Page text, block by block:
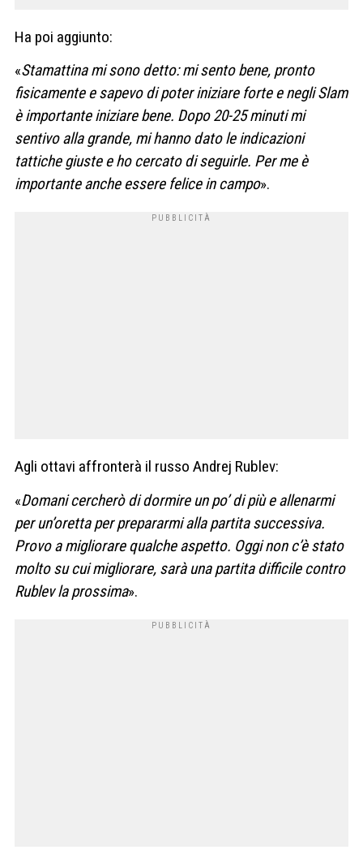
Ha poi aggiunto:
«Stamattina mi sono detto: mi sento bene, pronto
fisicamente e sapevo di poter iniziare forte e negli Slam
è importante iniziare bene. Dopo 20-25 minuti mi
sentivo alla grande, mi hanno dato le indicazioni
tattiche giuste e ho cercato di seguirle. Per me è
importante anche essere felice in campo».
Agli ottavi affronterà il russo Andrej Rublev:
«Domani cercherò di dormire un po’ di più e allenarmi
per un’oretta per prepararmi alla partita successiva.
Provo a migliorare qualche aspetto. Oggi non c’è stato
molto su cui migliorare, sarà una partita difficile contro
Rublev la prossima».